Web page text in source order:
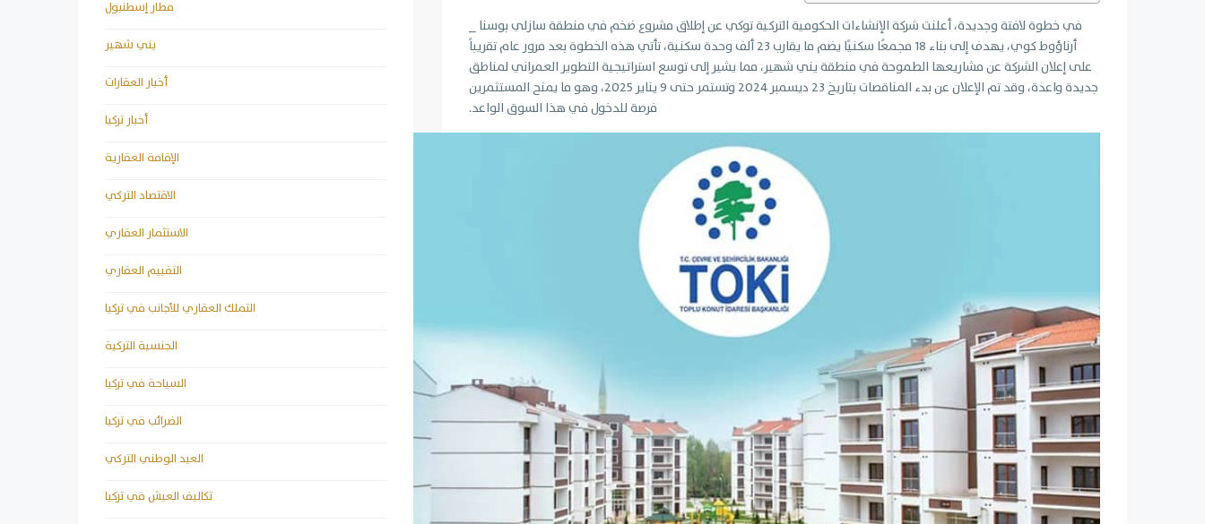
في خطوة لافتة وجديدة، أعلنت شركة الإنشاءات الحكومية التركية توكي عن إطلاق مشروع ضخم في منطقة سازلي بوسنا _
أرناؤوط كوي، يهدف إلى بناء 18 مجمعًا سكنيًا يضم ما يقارب 23 ألف وحدة سكنية، تأتي هذه الخطوة بعد مرور عام تقريباً
على إعلان الشركة عن مشاريعها الطموحة في منطقة يني شهير، مما يشير إلى توسع استراتيجية التطوير العمراني لمناطق
جديدة واعدة، وقد تم الإعلان عن بدء المناقصات بتاريخ 23 ديسمبر 2024 وتستمر حتى 9 يناير 2025، وهو ما يمنح المستثمرين
فرصة للدخول في هذا السوق الواعد.
مطار إسطنبول
يني شهير
أخبار العقارات
أخبار تركيا
الإقامة العقارية
الاقتصاد التركي
الاستثمار العقاري
التقييم العقاري
التملك العقاري للأجانب في تركيا
الجنسية التركية
السياحة في تركيا
الضرائب في تركيا
العيد الوطني التركي
تكاليف العيش في تركيا